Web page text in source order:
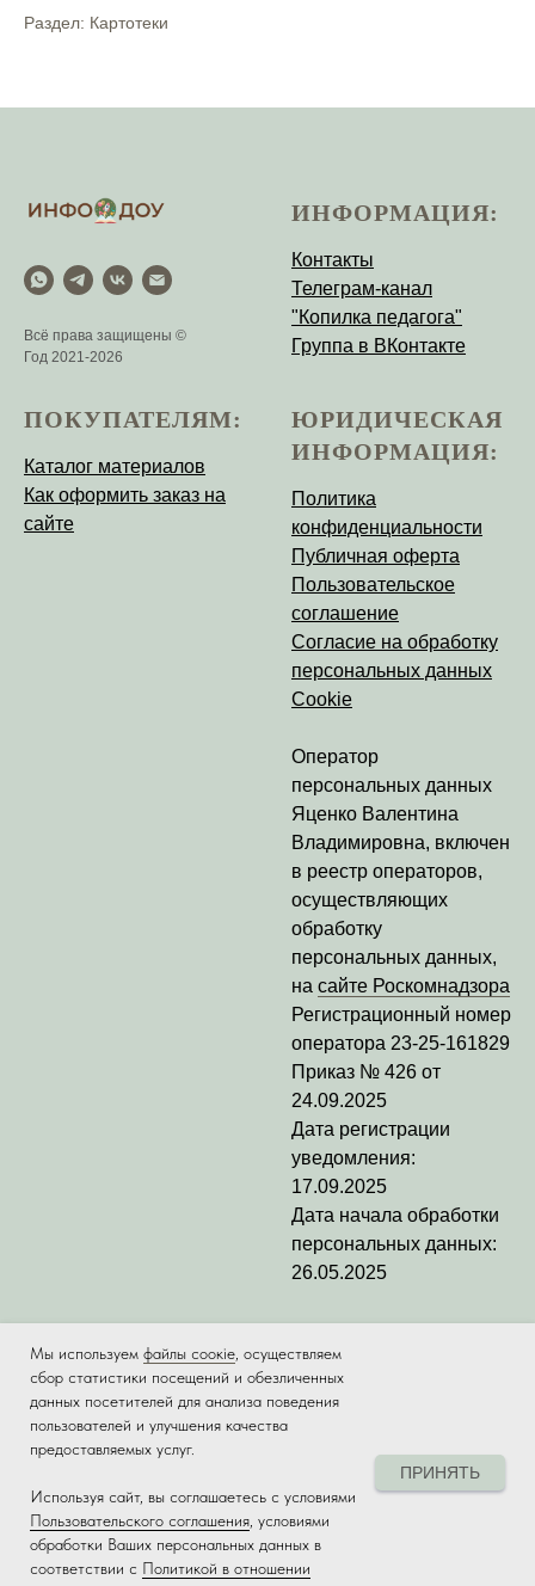
Раздел: Картотеки
Мы используем файлы соокіе , осуществляем
сбор статистики посещений и обезличенных
данных посетителей для анализа поведения
пользователей и улучшения качества
предоставляемых услуг.
Используя сайт, вы соглашаетесь с условиями
Пользовательского соглашения , условиями
обработки Ваших персональных данных в
соответствии с Политикой в отношении
ПРИНЯТЬ
Всё права защищены ©
Год 2021-2026
ИНФОРМАЦИЯ:
Контакты
Телеграм-канал
"Копилка педагога"
Группа в ВКонтакте
ПОКУПАТЕЛЯМ:
Каталог материалов
Как оформить заказ на
сайте
ЮРИДИЧЕСКАЯ
ИНФОРМАЦИЯ:
Политика
конфиденциальности
Публичная оферта
Пользовательское
соглашение
Согласие на обработку
персональных данных
Cookie
Оператор
персональных данных
Яценко Валентина
Владимировна, включен
в реестр операторов,
осуществляющих
обработку
персональных данных,
на сайте Роскомнадзора
Регистрационный номер
оператора 23-25-161829
Приказ № 426 от
24.09.2025
Дата регистрации
уведомления:
17.09.2025
Дата начала обработки
персональных данных:
26.05.2025
Made on Tilda